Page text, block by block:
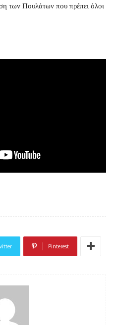
των Πουλάτων που πρέπει όλοι
Pinterest